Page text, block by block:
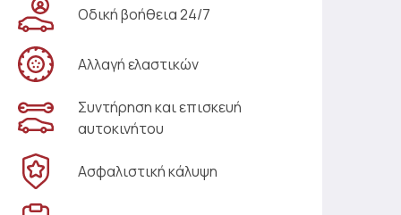
Οδική βοήθεια 24/7
Αλλαγή ελαστικών
Συντήρηση και επισκευή
αυτοκινήτου
Ασφαλιστική κάλυψη